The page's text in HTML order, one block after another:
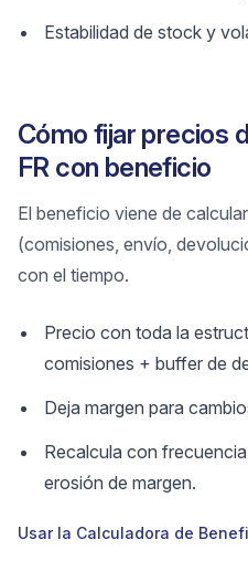
Estabilidad de stock y
Cómo fijar precios
FR con beneficio
El beneficio viene de
(comisiones, envío,
con el tiempo.
Precio con toda la
comisiones + buffer de
Deja margen para
Recalcula con
erosión de margen.
Usar la Calculadora de